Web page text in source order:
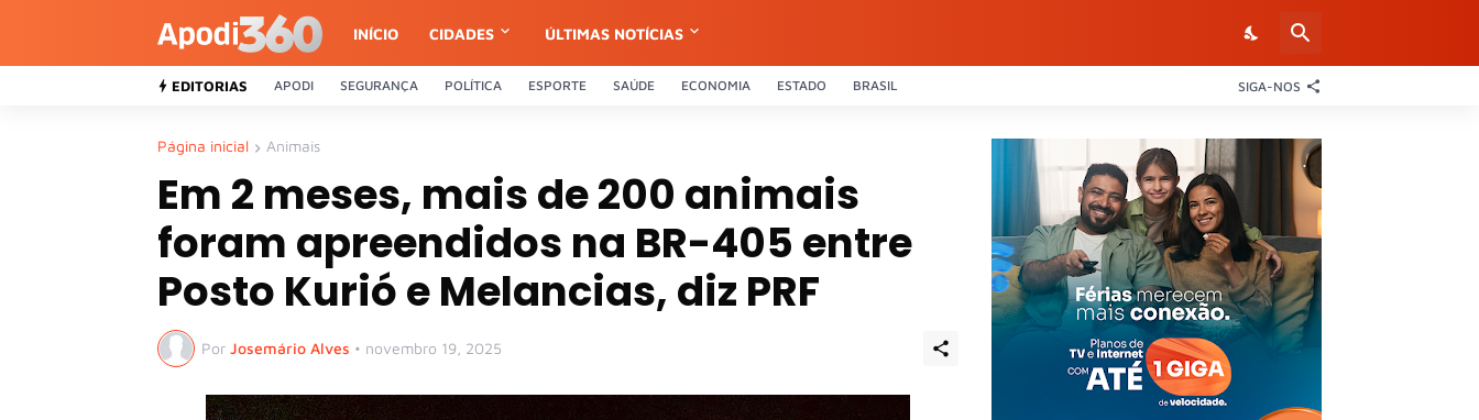
INÍCIO CIDADES ÚLTIMAS NOTÍCIAS
EDITORIAS APODI SEGURANÇA POLÍTICA ESPORTE SAÚDE ECONOMIA ESTADO BRASIL SIGA-NOS
Página inicial Animais
Em 2 meses, mais de 200 animais
foram apreendidos na BR-405 entre
Posto Kurió e Melancias, diz PRF
Por Josemário Alves • novembro 19, 2025